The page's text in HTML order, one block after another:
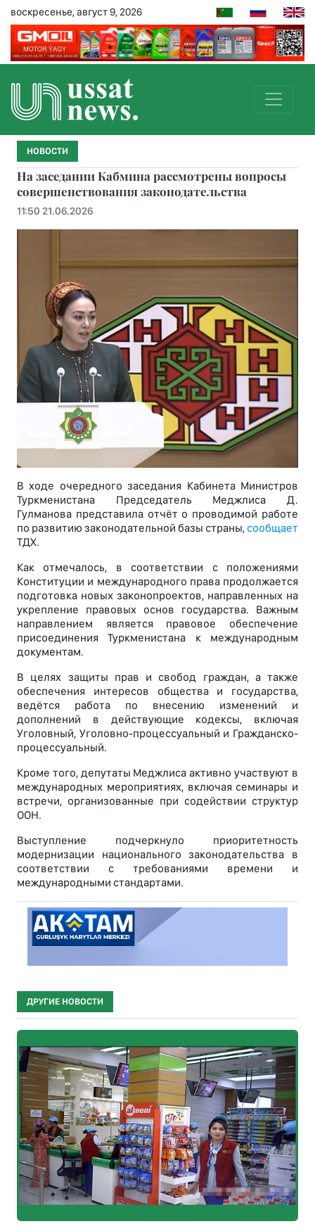
воскресенье, август 9, 2026
НОВОСТИ
На заседании Кабмина рассмотрены вопросы
совершенствования законодательства
11:50 21.06.2026
В ходе очередного заседания Кабинета Министров
Туркменистана Председатель Меджлиса Д.
Гулманова представила отчёт о проводимой работе
по развитию законодательной базы страны, сообщает
ТДХ.
Как отмечалось, в соответствии с положениями
Конституции и международного права продолжается
подготовка новых законопроектов, направленных на
укрепление правовых основ государства. Важным
направлением является правовое обеспечение
присоединения Туркменистана к международным
документам.
В целях защиты прав и свобод граждан, а также
обеспечения интересов общества и государства,
ведётся работа по внесению изменений и
дополнений в действующие кодексы, включая
Уголовный, Уголовно-процессуальный и Гражданско-
процессуальный.
Кроме того, депутаты Меджлиса активно участвуют в
международных мероприятиях, включая семинары и
встречи, организованные при содействии структур
ООН.
Выступление подчеркнуло приоритетность
модернизации национального законодательства в
соответствии с требованиями времени и
международными стандартами.
ДРУГИЕ НОВОСТИ